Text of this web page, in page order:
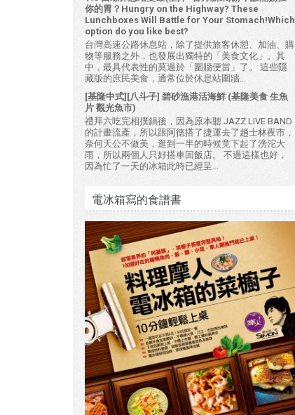
你的胃？Hungry on the Highway? These
Lunchboxes Will Battle for Your Stomach!Which
option do you like best?
台灣高速公路休息站，除了提供旅客休憩、加油、購
物等服務之外，也發展出獨特的「美食文化」。其
中，最具代表性的莫過於「圍牆便當」了。 這些隱
藏版的庶民美食，通常位於休息站圍牆...
[基隆中式][八斗子] 碧砂漁港活海鮮 (基隆美食 生魚
片 觀光魚市)
禮拜六吃完相撲鍋後，因為原本聽 JAZZ LIVE BAND
的計畫流產，所以跟阿德搭了捷運去了趟士林夜市，
奈何天公不做美，逛到一半的時候竟下起了滂沱大
雨，所以兩個人只好搭車回飯店。 不過這樣也好，
因為忙了一天的冰箱此時已經呈...
電冰箱寫的食譜書